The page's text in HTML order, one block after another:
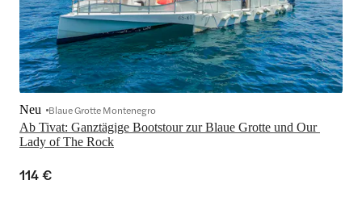
Ab Tivat: Ganztägige Bootstour zur Blaue Grotte und Our
Lady of The Rock
Neu Blaue Grotte Montenegro
114 €